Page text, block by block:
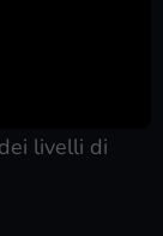
livelli di